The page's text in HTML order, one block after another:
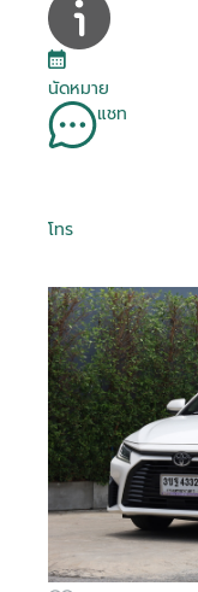
นัดหมาย
แชท
โทร